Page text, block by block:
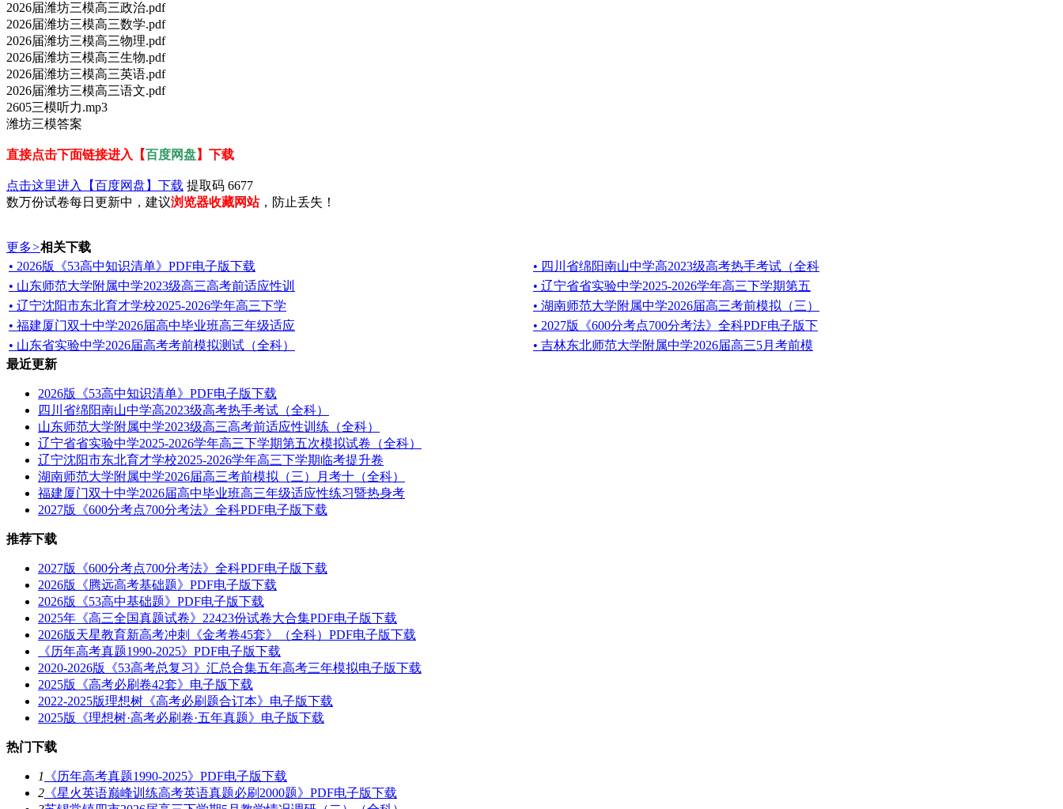
2026届潍坊三模高三政治.pdf
2026届潍坊三模高三数学.pdf
2026届潍坊三模高三物理.pdf
2026届潍坊三模高三生物.pdf
2026届潍坊三模高三英语.pdf
2026届潍坊三模高三语文.pdf
2605三模听力.mp3
潍坊三模答案
直接点击下面链接进入【百度网盘】下载
点击这里进入【百度网盘】下载 提取码 6677
数万份试卷每日更新中，建议浏览器收藏网站，防止丢失！
更多>相关下载
• 2026版《53高中知识清单》PDF电子版下载
• 四川省绵阳南山中学高2023级高考热手考试（全科
• 山东师范大学附属中学2023级高三高考前适应性训
• 辽宁省省实验中学2025-2026学年高三下学期第五
• 辽宁沈阳市东北育才学校2025-2026学年高三下学
• 湖南师范大学附属中学2026届高三考前模拟（三）
• 福建厦门双十中学2026届高中毕业班高三年级适应
• 2027版《600分考点700分考法》全科PDF电子版下
• 山东省实验中学2026届高考考前模拟测试（全科）
• 吉林东北师范大学附属中学2026届高三5月考前模
最近更新
2026版《53高中知识清单》PDF电子版下载
四川省绵阳南山中学高2023级高考热手考试（全科）
山东师范大学附属中学2023级高三高考前适应性训练（全科）
辽宁省省实验中学2025-2026学年高三下学期第五次模拟试卷（全科）
辽宁沈阳市东北育才学校2025-2026学年高三下学期临考提升卷
湖南师范大学附属中学2026届高三考前模拟（三）月考十（全科）
福建厦门双十中学2026届高中毕业班高三年级适应性练习暨热身考
2027版《600分考点700分考法》全科PDF电子版下载
推荐下载
2027版《600分考点700分考法》全科PDF电子版下载
2026版《腾远高考基础题》PDF电子版下载
2026版《53高中基础题》PDF电子版下载
2025年《高三全国真题试卷》22423份试卷大合集PDF电子版下载
2026版天星教育新高考冲刺《金考卷45套》（全科）PDF电子版下载
《历年高考真题1990-2025》PDF电子版下载
2020-2026版《53高考总复习》汇总合集五年高考三年模拟电子版下载
2025版《高考必刷卷42套》电子版下载
2022-2025版理想树《高考必刷题合订本》电子版下载
2025版《理想树·高考必刷卷·五年真题》电子版下载
热门下载
1
《历年高考真题1990-2025》PDF电子版下载
2 《星火英语巅峰训练高考英语真题必刷2000题》PDF电子版下载